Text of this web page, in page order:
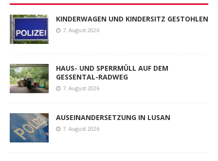
KINDERWAGEN UND KINDERSITZ GESTOHLEN
7. August 2026
HAUS- UND SPERRMÜLL AUF DEM
GESSENTAL-RADWEG
7. August 2026
AUSEINANDERSETZUNG IN LUSAN
7. August 2026